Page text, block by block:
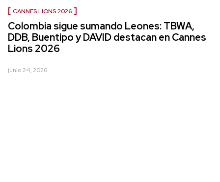
CANNES LIONS 2026
Colombia sigue sumando Leones: TBWA,
DDB, Buentipo y DAVID destacan en Cannes
Lions 2026
junio 24, 2026